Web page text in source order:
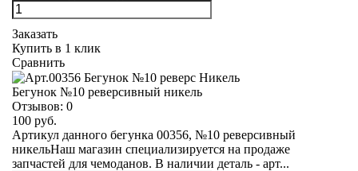
Заказать
Купить в 1 клик
Сравнить
Бегунок №10 реверсивный никель
Отзывов: 0
100 руб.
Артикул данного бегунка 00356, №10 реверсивный
никельНаш магазин специализируется на продаже
запчастей для чемоданов. В наличии деталь - арт...